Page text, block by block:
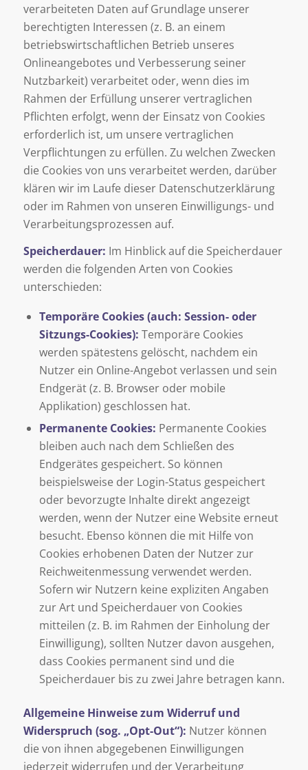
verarbeiteten Daten auf Grundlage unserer
berechtigten Interessen (z. B. an einem
betriebswirtschaftlichen Betrieb unseres
Onlineangebotes und Verbesserung seiner
Nutzbarkeit) verarbeitet oder, wenn dies im
Rahmen der Erfüllung unserer vertraglichen
Pflichten erfolgt, wenn der Einsatz von Cookies
erforderlich ist, um unsere vertraglichen
Verpflichtungen zu erfüllen. Zu welchen Zwecken
die Cookies von uns verarbeitet werden, darüber
klären wir im Laufe dieser Datenschutzerklärung
oder im Rahmen von unseren Einwilligungs- und
Verarbeitungsprozessen auf.
Speicherdauer: Im Hinblick auf die Speicherdauer
werden die folgenden Arten von Cookies
unterschieden:
Temporäre Cookies (auch: Session- oder
Sitzungs-Cookies): Temporäre Cookies
werden spätestens gelöscht, nachdem ein
Nutzer ein Online-Angebot verlassen und sein
Endgerät (z. B. Browser oder mobile
Applikation) geschlossen hat.
Permanente Cookies: Permanente Cookies
bleiben auch nach dem Schließen des
Endgerätes gespeichert. So können
beispielsweise der Login-Status gespeichert
oder bevorzugte Inhalte direkt angezeigt
werden, wenn der Nutzer eine Website erneut
besucht. Ebenso können die mit Hilfe von
Cookies erhobenen Daten der Nutzer zur
Reichweitenmessung verwendet werden.
Sofern wir Nutzern keine expliziten Angaben
zur Art und Speicherdauer von Cookies
mitteilen (z. B. im Rahmen der Einholung der
Einwilligung), sollten Nutzer davon ausgehen,
dass Cookies permanent sind und die
Speicherdauer bis zu zwei Jahre betragen kann.
Allgemeine Hinweise zum Widerruf und
Widerspruch (sog. „Opt-Out“): Nutzer können
die von ihnen abgegebenen Einwilligungen
jederzeit widerrufen und der Verarbeitung